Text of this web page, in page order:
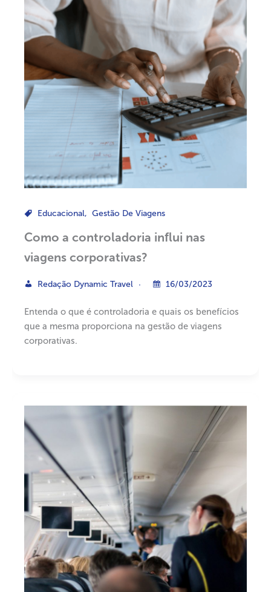
Educacional, Gestão De Viagens
Como a controladoria influi nas
viagens corporativas?
Redação Dynamic Travel 16/03/2023
Entenda o que é controladoria e quais os benefícios
que a mesma proporciona na gestão de viagens
corporativas.